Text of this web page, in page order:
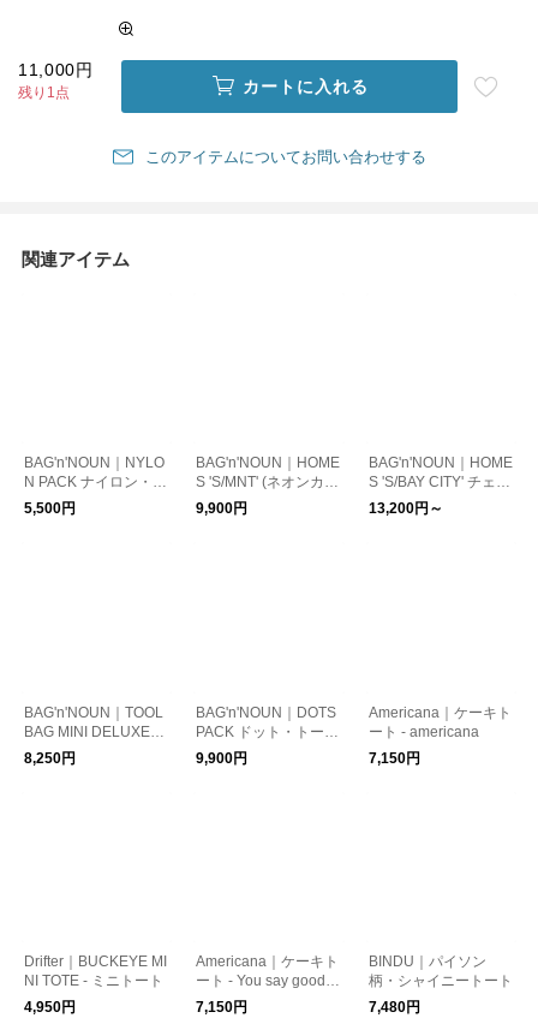
11,000円
残り1点 カートに入れる
このアイテムについてお問い合わせする
関連アイテム
BAG'n'NOUN｜NYLO
N PACK ナイロン・ト
ートバッグ
5,500円
BAG'n'NOUN｜HOME
S 'S/MNT' (ネオンカラ
ーTOTE)
9,900円
BAG'n'NOUN｜HOME
S 'S/BAY CITY' チェッ
ク柄・トートバッグ
13,200円～
BAG'n'NOUN｜TOOL
BAG MINI DELUXE
(コットン・ツールバ
ックミニ)
8,250円
BAG'n'NOUN｜DOTS
PACK ドット・トート
バッグ
9,900円
Americana｜ケーキト
ート - americana
7,150円
Drifter｜BUCKEYE MI
NI TOTE - ミニトート
4,950円
Americana｜ケーキト
ート - You say goodby
e
7,150円
BINDU｜パイソン
柄・シャイニートート
7,480円